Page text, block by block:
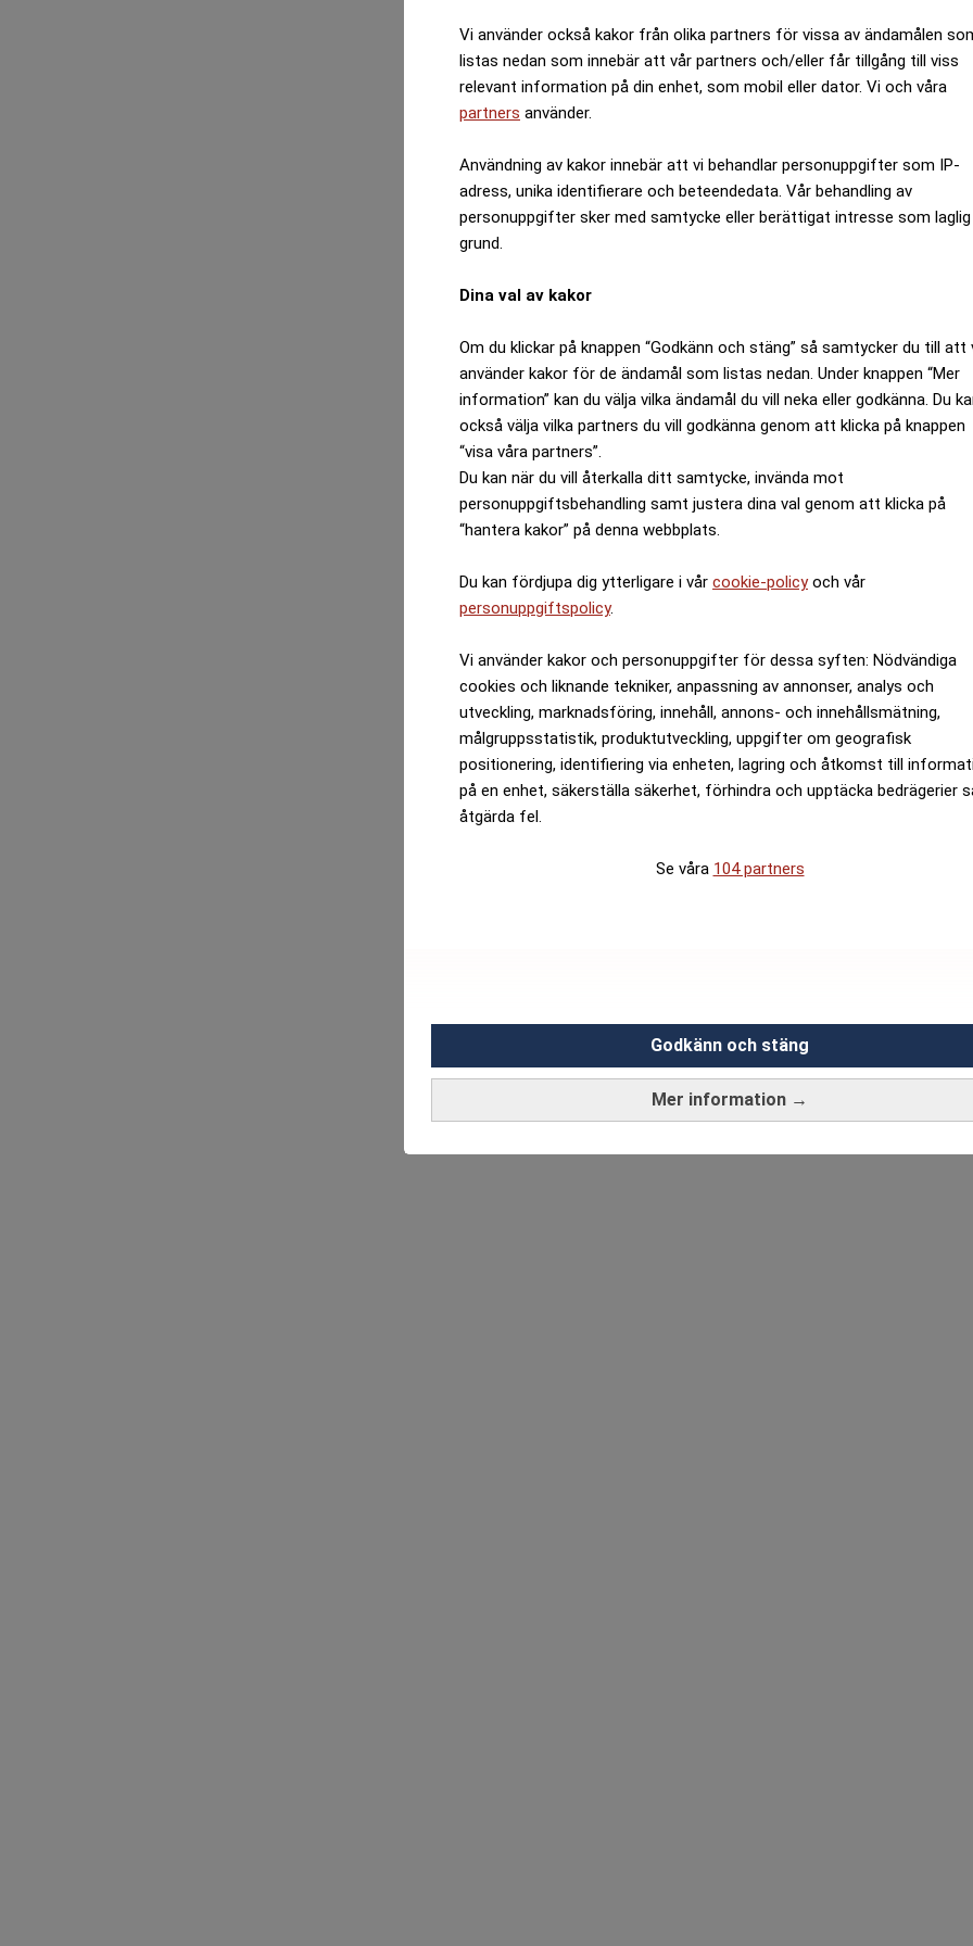
Vi använder också kakor från olika partners för vissa av ändamålen
listas nedan som innebär att vår partners och/eller får tillgång till viss
relevant information på din enhet, som mobil eller dator. Vi och våra
partners använder.
Användning av kakor innebär att vi behandlar personuppgifter som IP-
adress, unika identifierare och beteendedata. Vår behandling av
personuppgifter sker med samtycke eller berättigat intresse som laglig
grund.
Dina val av kakor
Om du klickar på knappen “Godkänn och stäng” så samtycker du till att
använder kakor för de ändamål som listas nedan. Under knappen “Mer
information” kan du välja vilka ändamål du vill neka eller godkänna. Du
också välja vilka partners du vill godkänna genom att klicka på knappen
“visa våra partners”.
Du kan när du vill återkalla ditt samtycke, invända mot
personuppgiftsbehandling samt justera dina val genom att klicka på
“hantera kakor” på denna webbplats.
Du kan fördjupa dig ytterligare i vår cookie-policyoch vår
personuppgiftspolicy.
Vi använder kakor och personuppgifter för dessa syften: Nödvändiga
cookies och liknande tekniker, anpassning av annonser, analys och
utveckling, marknadsföring, innehåll, annons- och innehållsmätning,
målgruppsstatistik, produktutveckling, uppgifter om geografisk
positionering, identifiering via enheten, lagring och åtkomst till
på en enhet, säkerställa säkerhet, förhindra och upptäcka bedrägerier
åtgärda fel.
Se våra 104 partners
Mer information →
Godkänn och stäng